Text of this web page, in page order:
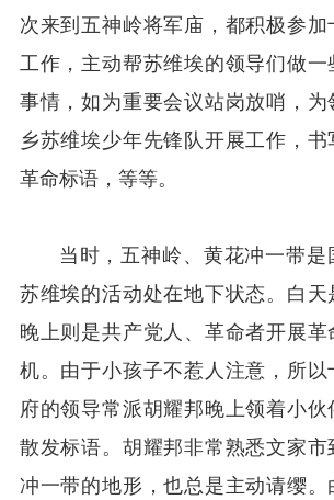
次来到五神岭将军庙，都积极参加
工作，主动帮苏维埃的领导们做一
事情，如为重要会议站岗放哨，为
乡苏维埃少年先锋队开展工作，
革命标语，等等。
当时，五神岭、黄花冲一带是
苏维埃的活动处在地下状态。白天
晚上则是共产党人、革命者开展
机。由于小孩子不惹人注意，所以
府的领导常派胡耀邦晚上领着小伙
散发标语。胡耀邦非常熟悉文家
冲一带的地形，也总是主动请缨。